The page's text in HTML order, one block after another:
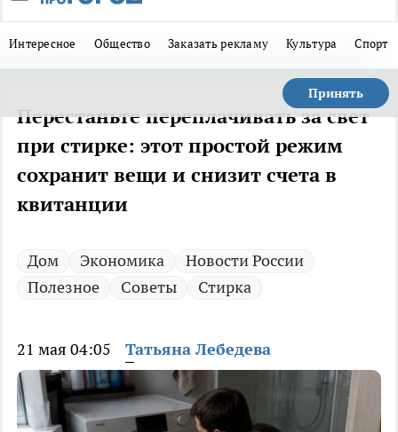
Интересное Общество Заказать рекламу Культура Спорт
Принять
Перестаньте переплачивать за свет
при стирке: этот простой режим
сохранит вещи и снизит счета в
квитанции
Дом Экономика
Новости России
Полезное
Советы Стирка
21 мая 04:05 Татьяна Лебедева